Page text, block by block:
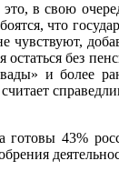
в свою
что
без
и более
43%